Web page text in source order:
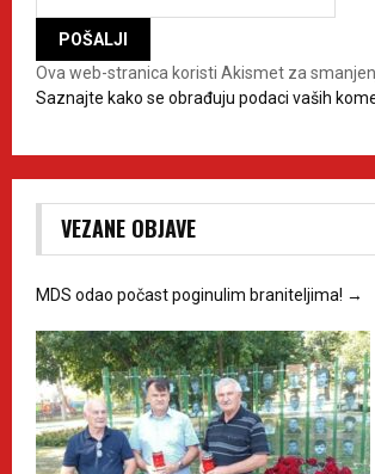
Ova web-stranica koristi Akismet za
Saznajte kako se obrađuju podaci vaših
VEZANE OBJAVE
MDS odao počast poginulim braniteljima! →